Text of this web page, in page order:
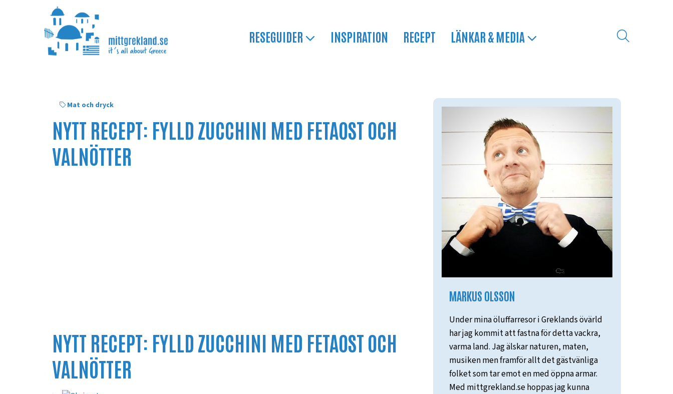
RESEGUIDER INSPIRATION RECEPT LÄNKAR & MEDIA
Mat och dryck
NYTT RECEPT: FYLLD ZUCCHINI MED FETAOST OCH
VALNÖTTER
NYTT RECEPT: FYLLD ZUCCHINI MED FETAOST OCH
VALNÖTTER
MARKUS OLSSON
Under mina öluffarresor i Greklands övärld
har jag kommit att fastna för detta vackra,
varma land. Jag älskar naturen, maten,
musiken men framför allt det gästvänliga
folket som tar emot en med öppna armar.
Med mittgrekland.se hoppas jag kunna